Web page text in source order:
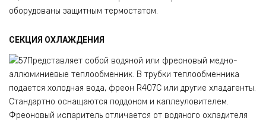
оборудованы защитным термостатом.
СЕКЦИЯ ОХЛАЖДЕНИЯ
Представляет собой водяной или фреоновый медно-
аллюминиевые теплообменник. В трубки теплообменника
подается холодная вода, фреон R407С или другие хладагенты.
Стандартно оснащаются поддоном и каплеуловителем.
Фреоновый испаритель отличается от водяного охладителя